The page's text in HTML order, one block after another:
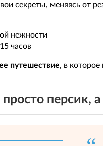
секреты, меняясь от
нежности
часов
путешествие, в
персик,